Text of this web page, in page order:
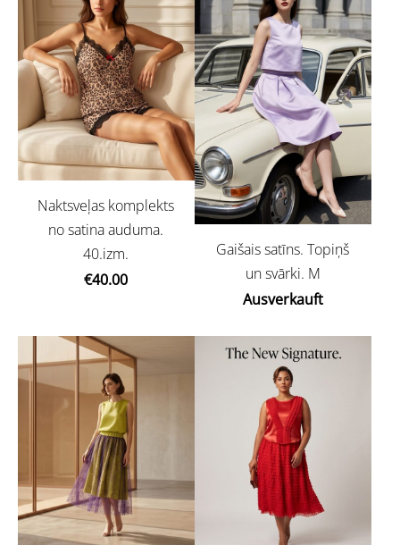
Naktsveļas komplekts
no satina auduma.
40.izm.
€40.00
Gaišais satīns. Topiņš
un svārki. M
Ausverkauft